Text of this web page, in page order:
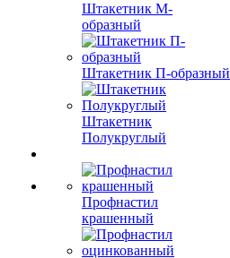
Штакетник М-
образный
Штакетник П-образный
Штакетник
Полукруглый
Профнастил
крашенный